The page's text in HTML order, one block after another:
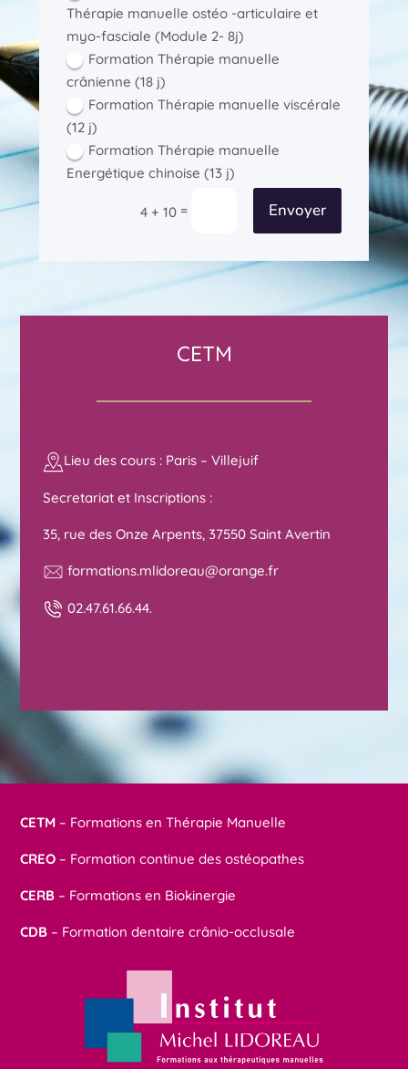
Thérapie manuelle ostéo -articulaire et
myo-fasciale (Module 2- 8j)
Formation Thérapie manuelle
crânienne (18 j)
Formation Thérapie manuelle viscérale
(12 j)
Formation Thérapie manuelle
Energétique chinoise (13 j)
4 + 10 = Envoyer
CETM
Lieu des cours : Paris – Villejuif
Secretariat et Inscriptions :
35, rue des Onze Arpents, 37550 Saint Avertin
formations.mlidoreau@orange.fr
02.47.61.66.44.
CETM – Formations en Thérapie Manuelle
CREO – Formation continue des ostéopathes
CERB – Formations en Biokinergie
CDB – Formation dentaire crânio-occlusale